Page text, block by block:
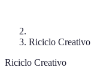
Riciclo Creativo
Riciclo Creativo